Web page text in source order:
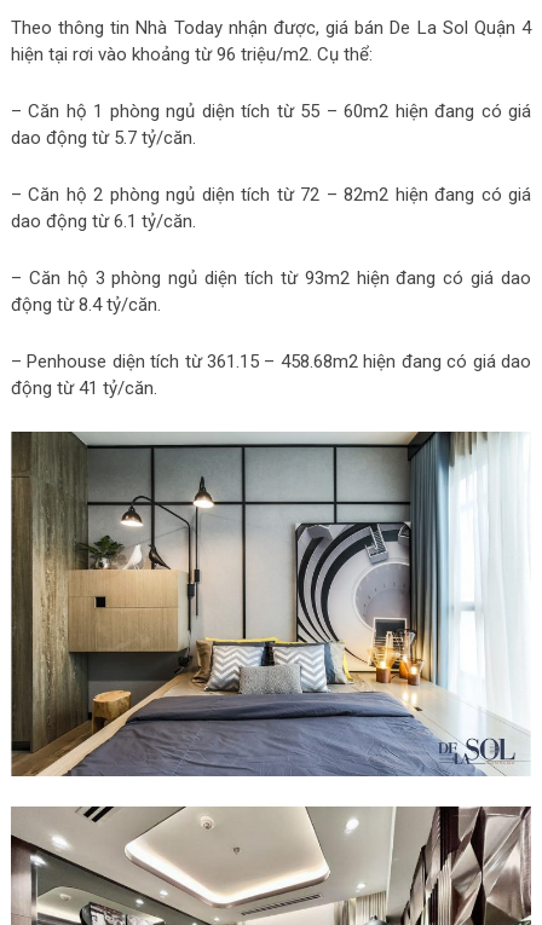
Theo thông tin Nhà Today nhận được, giá bán De La Sol Quận 4
hiện tại rơi vào khoảng từ 96 triệu/m2. Cụ thể:
– Căn hộ 1 phòng ngủ diện tích từ 55 – 60m2 hiện đang có giá
dao động từ 5.7 tỷ/căn.
– Căn hộ 2 phòng ngủ diện tích từ 72 – 82m2 hiện đang có giá
dao động từ 6.1 tỷ/căn.
– Căn hộ 3 phòng ngủ diện tích từ 93m2 hiện đang có giá dao
động từ 8.4 tỷ/căn.
– Penhouse diện tích từ 361.15 – 458.68m2 hiện đang có giá dao
động từ 41 tỷ/căn.